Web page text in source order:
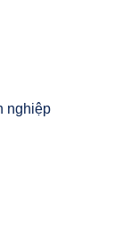
nghiệp